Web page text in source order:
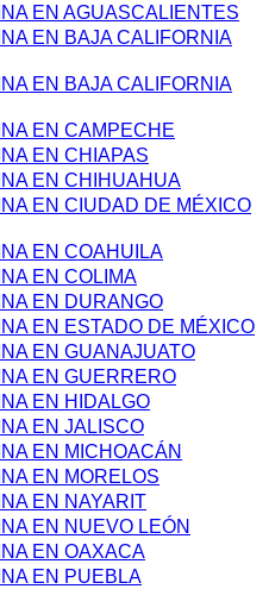
EN AGUASCALIENTES
EN BAJA CALIFORNIA
EN BAJA CALIFORNIA
EN CAMPECHE
EN CHIAPAS
EN CHIHUAHUA
EN CIUDAD DE MÉXICO
EN COAHUILA
EN COLIMA
EN DURANGO
EN ESTADO DE MÉXICO
EN GUANAJUATO
EN GUERRERO
EN HIDALGO
EN JALISCO
EN MICHOACÁN
EN MORELOS
EN NAYARIT
EN NUEVO LEÓN
EN OAXACA
EN PUEBLA